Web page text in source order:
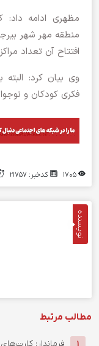
مظهری ادامه داد:
منطقه مهر شهر
افتتاح آن تعداد
وی بیان کرد:
فکری کودکان و
کدخبر: 21757
نویسنده
مطالب مرتبط
1